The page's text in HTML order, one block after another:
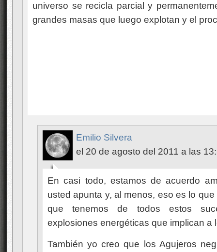
universo se recicla parcial y
grandes masas que luego explotan y el
Emilio Silvera
el 20 de agosto del 2011 a las
En casi todo, estamos de acuerdo
usted apunta y, al menos, eso es lo
que tenemos de todos estos
explosiones energéticas que implican a
También yo creo que los Agujeros